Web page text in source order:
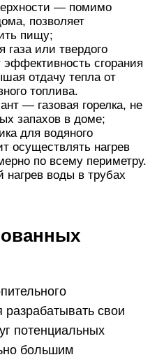
— помимо
позволяет
пищу;
газа или твердого
сгорания
отдачу тепла от
топлива.
— газовая горелка, не
запахов в доме;
для водяного
осуществлять нагрев
по всему периметру.
воды в трубах
свои
потенциальных
большим